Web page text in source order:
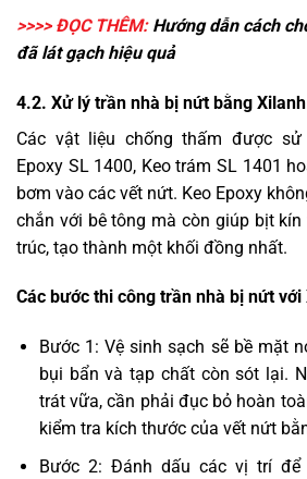
>>>> ĐỌC THÊM:Hướng dẫn cách
đã lát gạchhiệu quả
4.2. Xử lý trần nhà bị nứt bằng Xilanh
Các vật liệu chống thấm được
Epoxy SL 1400, Keo trám SL 1401
bơm vào các vết nứt. Keo Epoxy
chắn với bê tông mà còn giúp bịt
trúc, tạo thành một khối đồng nhất.
Các bước thi công trần nhà bị nứt với
Bước 1: Vệ sinh sạch sẽ bề mặt
bụi bẩn và tạp chất còn sót lại.
trát vữa, cần phải đục bỏ hoàn
kiểm tra kích thước của vết nứt
Bước 2: Đánh dấu các vị trí để